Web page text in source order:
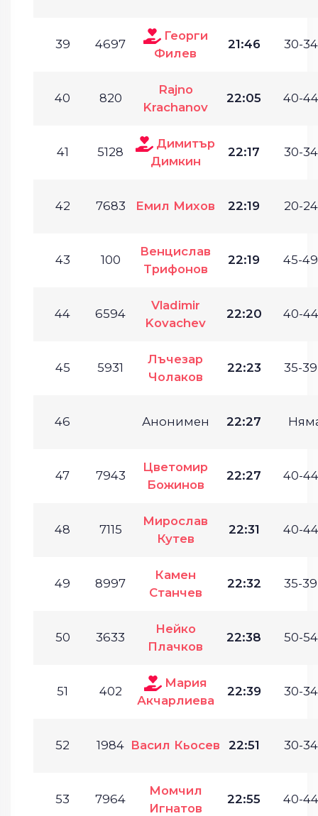
39 4697
Георги
Филев
21:46 30-
40 820
Rajno
Krachanov
22:05 40-
41 5128
Димитър
Димкин
22:17 30-
42 7683 Емил Михов 22:19 20-
43 100
Венцислав
Трифонов
22:19 45-
44 6594
Vladimir
Kovachev
22:20 40-
45 5931
Лъчезар
Чолаков
22:23 35-
46 Анонимен 22:27
47 7943
Цветомир
Божинов
22:27 40-
48 7115
Мирослав
Кутев
22:31 40-
49 8997
Камен
Станчев
22:32 35-
50 3633
Нейко
Плачков
22:38 50-
51 402
Мария
Акчарлиева
22:39 30-
52 1984 Васил Кьосев 22:51 30-
53 7964
Момчил
Игнатов
22:55 40-